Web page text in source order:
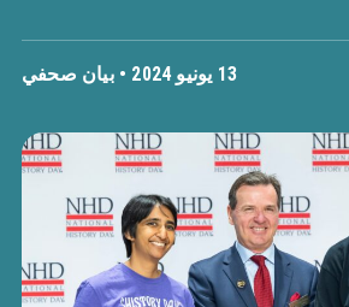
13 يونيو 2024 • بيان صحفي